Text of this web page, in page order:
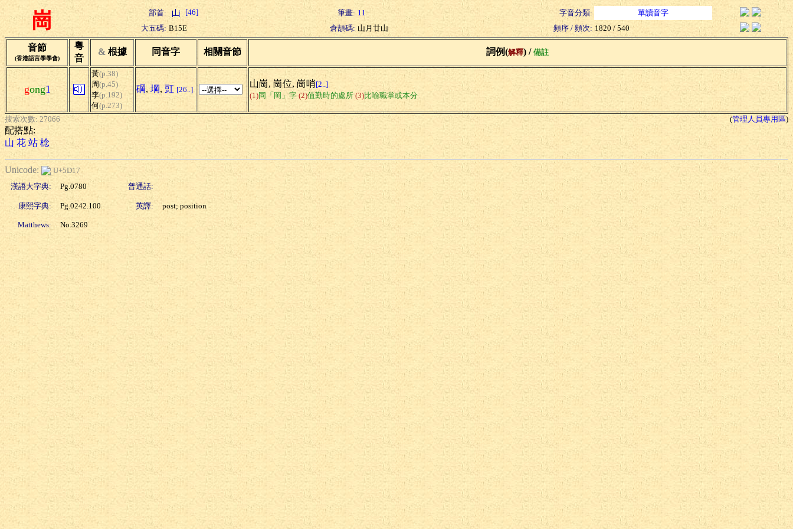
崗 部首: [46] 筆畫: 11 字音分類:
單讀音字
大五碼: B15E 倉頡碼: 山月廿山 頻序 / 頻次: 1820 / 540
音節
(香港語言學學會)
粵
音
& 根據 同音字 相關音節 詞例(解釋) / 備註
gong1
黃(p.38)
周(p.45)
李(p.192)
何(p.273)
碙, 堈, 豇 [26..]
山崗, 崗位, 崗哨[2..]
(1)同「岡」字 (2)值勤時的處所 (3)比喻職掌或本分
搜索次數: 27066 (管理人員專用區)
配搭點:
山 花 站 棯
Unicode:
U+5D17
漢語大字典:
Pg.0780 普通話:
康熙字典: Pg.0242.100 英譯: post; position
Matthews: No.3269